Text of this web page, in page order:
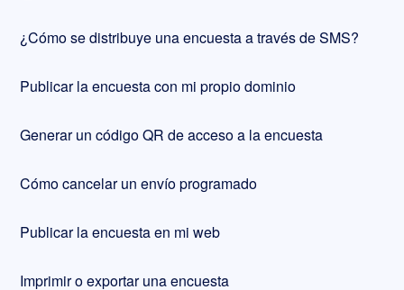
¿Cómo se distribuye una encuesta a través de SMS?
Publicar la encuesta con mi propio dominio
Generar un código QR de acceso a la encuesta
Cómo cancelar un envío programado
Publicar la encuesta en mi web
Imprimir o exportar una encuesta